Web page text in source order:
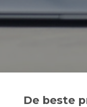
De beste